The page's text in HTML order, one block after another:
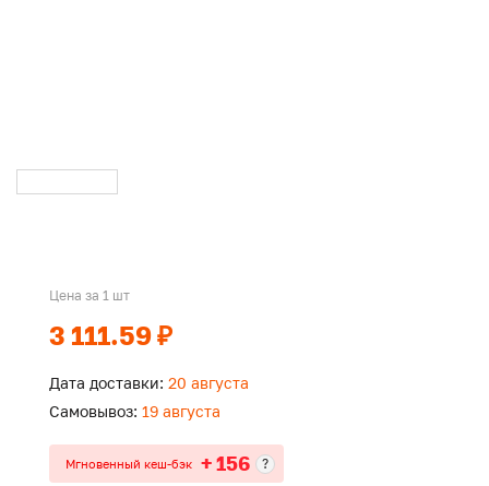
Цена за 1 шт
3 111.59 ₽
Дата доставки: 20 августа
Самовывоз: 19 августа
Мгновенный кеш-бэк + 156 ?